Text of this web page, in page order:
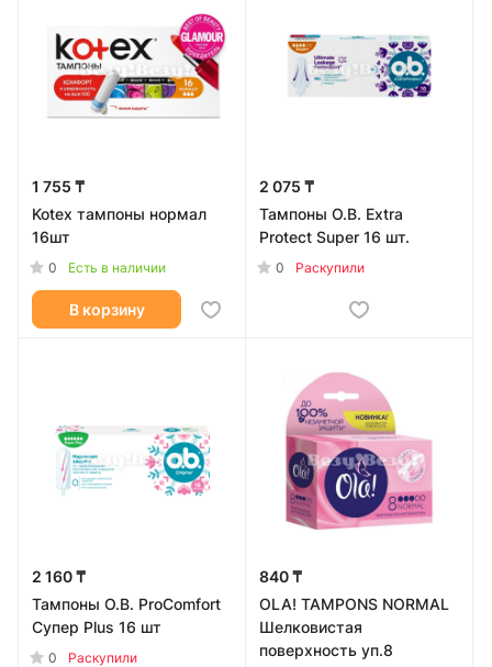
1 755 ₸
Kotex тампоны нормал
16шт
0 Есть в наличии
В корзину
2 075 ₸
Тампоны O.B. Extra
Protect Super 16 шт.
0 Раскупили
2 160 ₸
Тампоны O.B. ProComfort
Супер Plus 16 шт
0 Раскупили
840 ₸
OLA! TAMPONS NORMAL
Шелковистая
поверхность уп.8